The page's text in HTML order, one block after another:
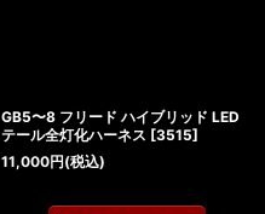
GB5〜8 フリード ハイブリッド LED
テール全灯化ハーネス [3515]
11,000円(税込)